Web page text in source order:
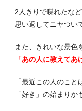
2人きりで喋れたな
思い返してニヤつい
また、きれいな景色
「あの人に教えてあ
「最近この人のこと
「好き」の始まりか